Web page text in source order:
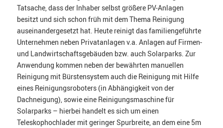
Tatsache, dass der Inhaber selbst größere PV-Anlagen
besitzt und sich schon früh mit dem Thema Reinigung
auseinandergesetzt hat. Heute reinigt das familiengeführte
Unternehmen neben Privatanlagen v.a. Anlagen auf Firmen-
und Landwirtschaftsgebäuden bzw. auch Solarparks. Zur
Anwendung kommen neben der bewährten manuellen
Reinigung mit Bürstensystem auch die Reinigung mit Hilfe
eines Reinigungsroboters (in Abhängigkeit von der
Dachneigung), sowie eine Reinigungsmaschine für
Solarparks – hierbei handelt es sich um einen
Teleskophochlader mit geringer Spurbreite, an dem eine 5m